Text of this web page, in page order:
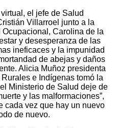
el jefe de Salud
Villarroel junto a la
Carolina de la
y desesperanza de las
ineficaces y la impunidad
de abejas y daños
Alicia Muñoz presidenta
e Indígenas tomó la
Ministerio de Salud deje de
y las malformaciones”,
cada vez que hay un nuevo
de nuevo.